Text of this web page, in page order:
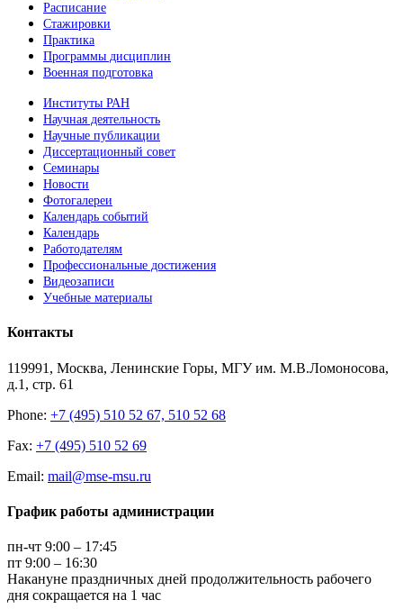
Расписание
Стажировки
Практика
Программы дисциплин
Военная подготовка
Институты РАН
Научная деятельность
Научные публикации
Диссертационный совет
Семинары
Новости
Фотогалереи
Календарь событий
Календарь
Работодателям
Профессиональные достижения
Видеозаписи
Учебные материалы
Контакты
119991, Москва, Ленинские Горы, МГУ им. М.В.Ломоносова,
д.1, стр. 61
Phone: +7 (495) 510 52 67, 510 52 68
Fax: +7 (495) 510 52 69
Email: mail@mse-msu.ru
График работы администрации
пн-чт 9:00 – 17:45
пт 9:00 – 16:30
Накануне праздничных дней продолжительность рабочего
дня сокращается на 1 час